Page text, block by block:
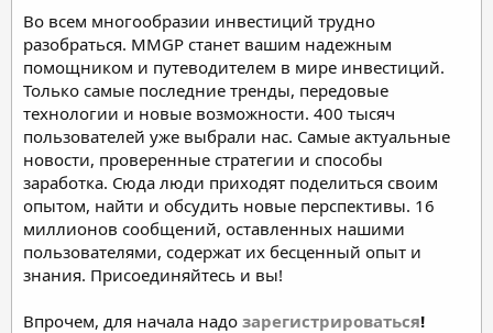
Во всем многообразии инвестиций трудно
разобраться. MMGP станет вашим надежным
помощником и путеводителем в мире инвестиций.
Только самые последние тренды, передовые
технологии и новые возможности. 400 тысяч
пользователей уже выбрали нас. Самые актуальные
новости, проверенные стратегии и способы
заработка. Сюда люди приходят поделиться своим
опытом, найти и обсудить новые перспективы. 16
миллионов сообщений, оставленных нашими
пользователями, содержат их бесценный опыт и
знания. Присоединяйтесь и вы!
Впрочем, для начала надо зарегистрироваться!